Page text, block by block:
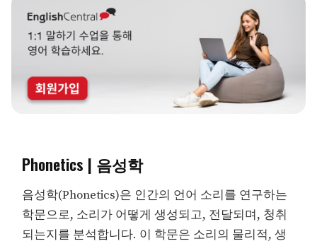
Phonetics | 음성학
음성학(Phonetics)은 인간의 언어 소리를 연구하는
학문으로, 소리가 어떻게 생성되고, 전달되며, 청취
되는지를 분석합니다. 이 학문은 소리의 물리적, 생